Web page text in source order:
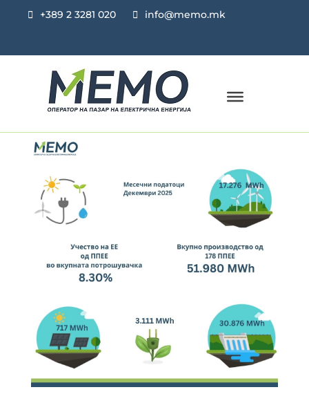
+389 2 3281 020 info@memo.mk